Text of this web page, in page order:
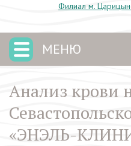
Филиал м.
МЕНЮ
Анализ крови
«ЭНЭЛЬ-